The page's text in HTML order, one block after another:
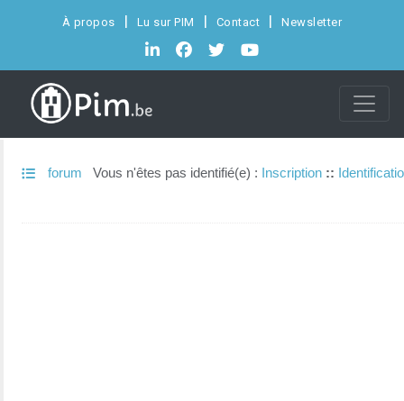
À propos Lu sur PIM Contact Newsletter
forum Vous n'êtes pas identifié(e) : Inscription ::